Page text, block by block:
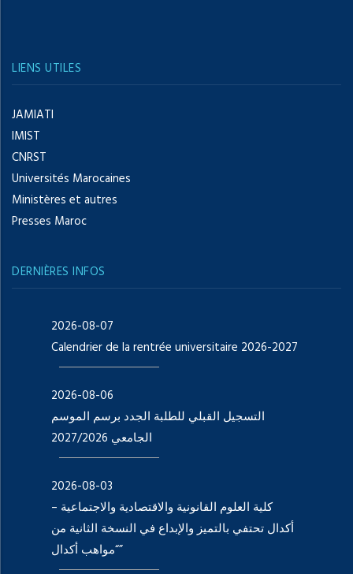
LIENS UTILES
JAMIATI
IMIST
CNRST
Universités Marocaines
Ministères et autres
Presses Maroc
DERNIÈRES INFOS
2026-08-07
Calendrier de la rentrée universitaire 2026-2027
2026-08-06
التسجيل القبلي للطلبة الجدد برسم الموسم
الجامعي 2027/2026
2026-08-03
كلية العلوم القانونية والاقتصادية والاجتماعية –
أكدال تحتفي بالتميز والإبداع في النسخة الثانية من
“مواهب أكدال”